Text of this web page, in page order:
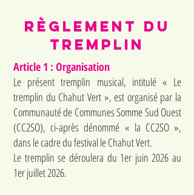
Règlement du
tremplin
Article 1 : Organisation
Le présent tremplin musical, intitulé « Le
tremplin du Chahut Vert », est organisé par la
Communauté de Communes Somme Sud Ouest
(CC2SO), ci-après dénommé « la CC2SO »,
dans le cadre du festival le Chahut Vert.
Le tremplin se déroulera du 1er juin 2026 au
1er juillet 2026.